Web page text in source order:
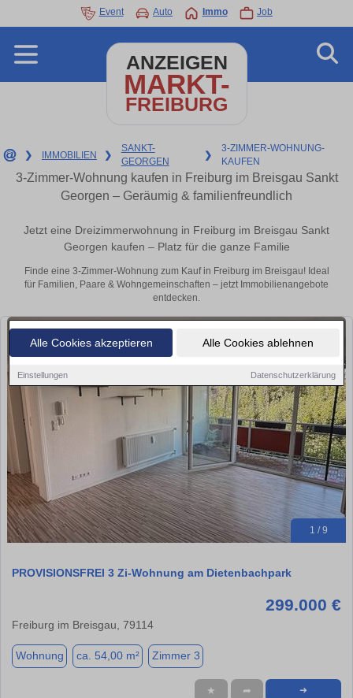
Alle Cookies akzeptieren Alle Cookies ablehnen
Einstellungen Datenschutzerklärung
Event Auto Immo Job
ANZEIGEN
MARKT-
FREIBURG
❯ IMMOBILIEN ❯
SANKT-
GEORGEN
❯
3-ZIMMER-WOHNUNG-
KAUFEN
3-Zimmer-Wohnung kaufen in Freiburg im Breisgau Sankt
Georgen – Geräumig & familienfreundlich
Jetzt eine Dreizimmerwohnung in Freiburg im Breisgau Sankt
Georgen kaufen – Platz für die ganze Familie
Finde eine 3-Zimmer-Wohnung zum Kauf in Freiburg im Breisgau! Ideal
für Familien, Paare & Wohngemeinschaften – jetzt Immobilienangebote
entdecken.
1 / 9
PROVISIONSFREI 3 Zi-Wohnung am Dietenbachpark
299.000 €
Freiburg im Breisgau, 79114
Wohnung ca. 54,00 m² Zimmer 3
★ ➦ ➜